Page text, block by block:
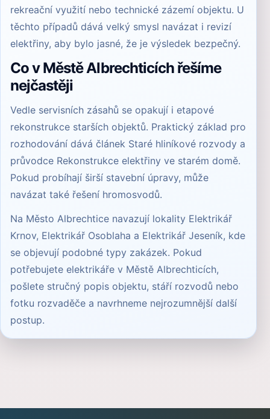
rekreační využití nebo technické zázemí objektu. U
těchto případů dává velký smysl navázat i revizí
elektřiny, aby bylo jasné, že je výsledek bezpečný.
Co v Městě Albrechticích řešíme
nejčastěji
Vedle servisních zásahů se opakují i etapové
rekonstrukce starších objektů. Praktický základ pro
rozhodování dává článek Staré hliníkové rozvody a
průvodce Rekonstrukce elektřiny ve starém domě.
Pokud probíhají širší stavební úpravy, může
navázat také řešení hromosvodů.
Na Město Albrechtice navazují lokality Elektrikář
Krnov, Elektrikář Osoblaha a Elektrikář Jeseník, kde
se objevují podobné typy zakázek. Pokud
potřebujete elektrikáře v Městě Albrechticích,
pošlete stručný popis objektu, stáří rozvodů nebo
fotku rozvaděče a navrhneme nejrozumnější další
postup.